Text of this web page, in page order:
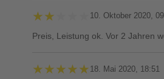
★★★★★
★★★★★ 10. Oktober 2020,
Preis, Leistung ok. Vor 2 Jahren
★★★★★
★★★★★ 18. Mai 2020, 18:51